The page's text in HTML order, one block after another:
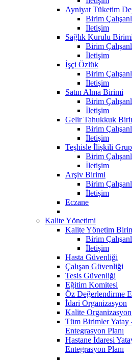
Ayniyat Tüketim
Birim
İletişim
Sağlık Kurulu Birimi
Birim
İletişim
İşçi Özlük
Birim
İletişim
Satın Alma Birimi
Birim
İletişim
Gelir Tahukkuk
Birim
İletişim
Teşhisle İlişkili
Birim
İletişim
Arşiv Birimi
Birim
İletişim
Eczane
Kalite Yönetimi
Kalite Yönetim
Birim
İletişim
Hasta Güvenliği
Çalışan Güvenliği
Tesis Güvenliği
Eğitim Komitesi
Öz Değerlendirme
İdari Organizasyon
Kalite Organizasyon
Tüm Birimler
Entegrasyon Planı
Hastane İdaresi
Entegrasyon Planı